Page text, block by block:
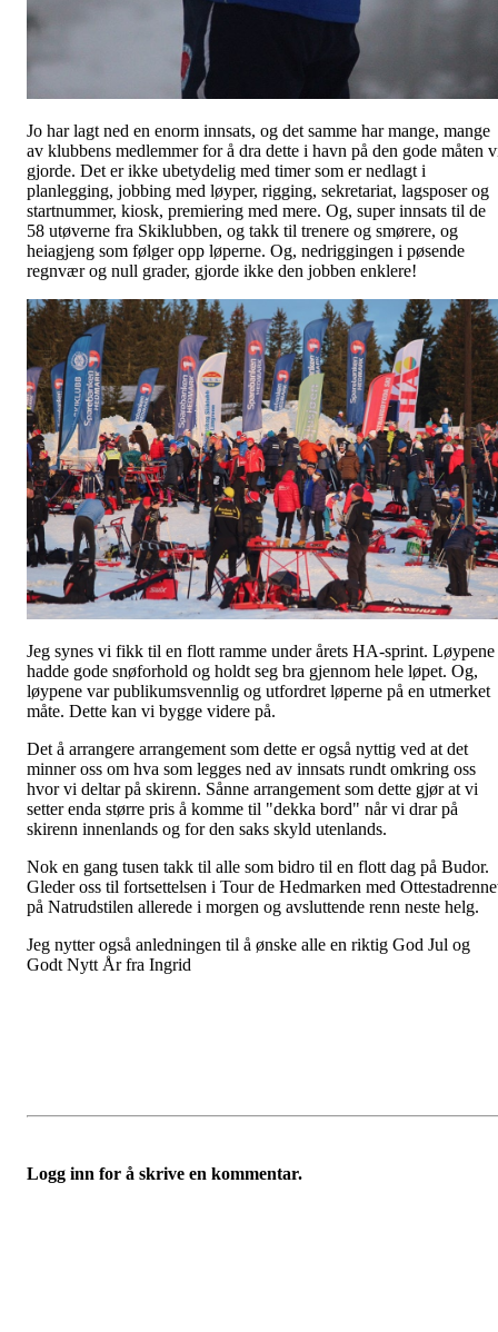
Jo har lagt ned en enorm innsats, og det samme har mange, mange
av klubbens medlemmer for å dra dette i havn på den gode måten
gjorde. Det er ikke ubetydelig med timer som er nedlagt i
planlegging, jobbing med løyper, rigging, sekretariat, lagsposer og
startnummer, kiosk, premiering med mere. Og, super innsats til de
58 utøverne fra Skiklubben, og takk til trenere og smørere, og
heiagjeng som følger opp løperne. Og, nedriggingen i pøsende
regnvær og null grader, gjorde ikke den jobben enklere!
Jeg synes vi fikk til en flott ramme under årets HA-sprint. Løypene
hadde gode snøforhold og holdt seg bra gjennom hele løpet. Og,
løypene var publikumsvennlig og utfordret løperne på en utmerket
måte. Dette kan vi bygge videre på.
Det å arrangere arrangement som dette er også nyttig ved at det
minner oss om hva som legges ned av innsats rundt omkring oss
hvor vi deltar på skirenn. Sånne arrangement som dette gjør at vi
setter enda større pris å komme til "dekka bord" når vi drar på
skirenn innenlands og for den saks skyld utenlands.
Nok en gang tusen takk til alle som bidro til en flott dag på Budor.
Gleder oss til fortsettelsen i Tour de Hedmarken med
på Natrudstilen allerede i morgen og avsluttende renn neste helg.
Jeg nytter også anledningen til å ønske alle en riktig God Jul og
Godt Nytt År fra Ingrid
Logg inn for å skrive en kommentar.